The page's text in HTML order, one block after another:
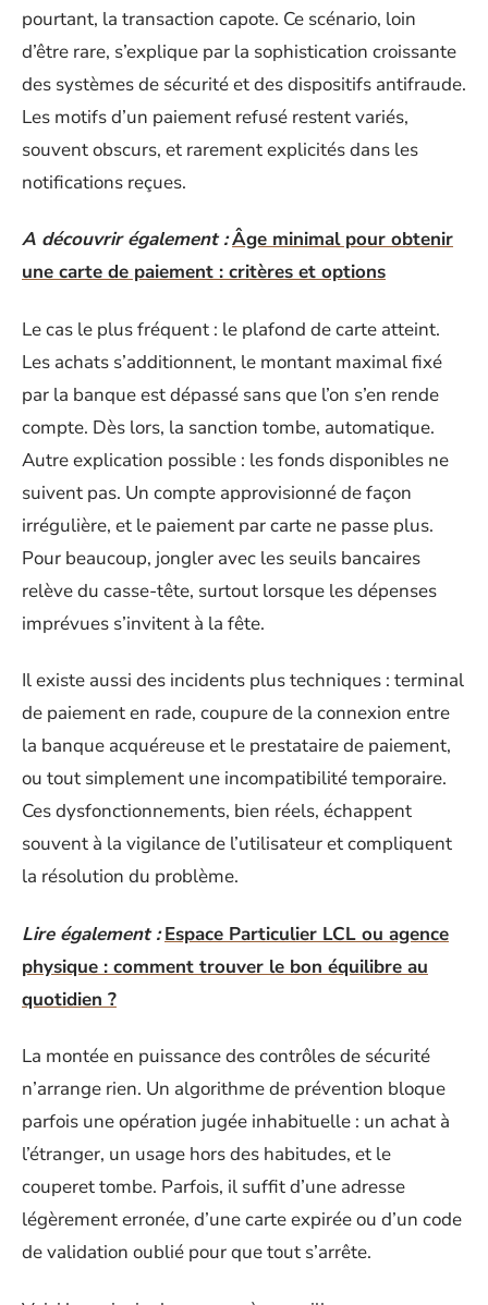
pourtant, la transaction capote. Ce scénario, loin
d’être rare, s’explique par la sophistication croissante
des systèmes de sécurité et des dispositifs antifraude.
Les motifs d’un paiement refusé restent variés,
souvent obscurs, et rarement explicités dans les
notifications reçues.
A découvrir également :Âge minimal pour obtenir
une carte de paiement : critères et options
Le cas le plus fréquent : le plafond de carte atteint.
Les achats s’additionnent, le montant maximal fixé
par la banque est dépassé sans que l’on s’en rende
compte. Dès lors, la sanction tombe, automatique.
Autre explication possible : les fonds disponibles ne
suivent pas. Un compte approvisionné de façon
irrégulière, et le paiement par carte ne passe plus.
Pour beaucoup, jongler avec les seuils bancaires
relève du casse-tête, surtout lorsque les dépenses
imprévues s’invitent à la fête.
Il existe aussi des incidents plus techniques : terminal
de paiement en rade, coupure de la connexion entre
la banque acquéreuse et le prestataire de paiement,
ou tout simplement une incompatibilité temporaire.
Ces dysfonctionnements, bien réels, échappent
souvent à la vigilance de l’utilisateur et compliquent
la résolution du problème.
Lire également : Espace Particulier LCL ou agence
physique : comment trouver le bon équilibre au
quotidien ?
La montée en puissance des contrôles de sécurité
n’arrange rien. Un algorithme de prévention bloque
parfois une opération jugée inhabituelle : un achat à
l’étranger, un usage hors des habitudes, et le
couperet tombe. Parfois, il suffit d’une adresse
légèrement erronée, d’une carte expirée ou d’un code
de validation oublié pour que tout s’arrête.